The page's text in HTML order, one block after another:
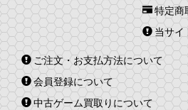
特定商
当サイ
ご注文・お支払方法について
会員登録について
中古ゲーム買取りについて